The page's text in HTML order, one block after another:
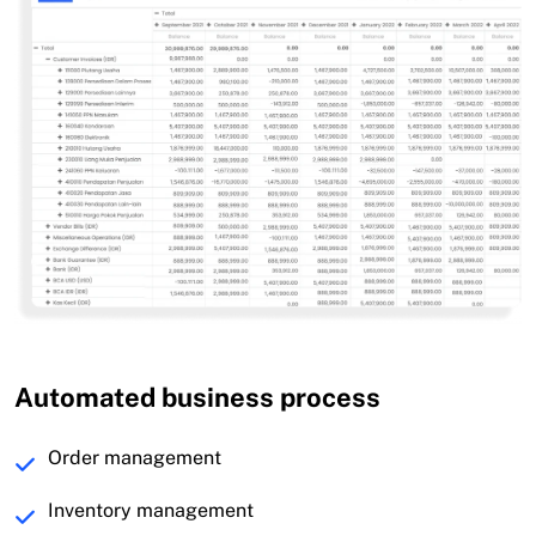
Automated business process
Order management
Inventory management